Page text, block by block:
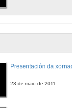
Presentación da
23 de maio de 2011